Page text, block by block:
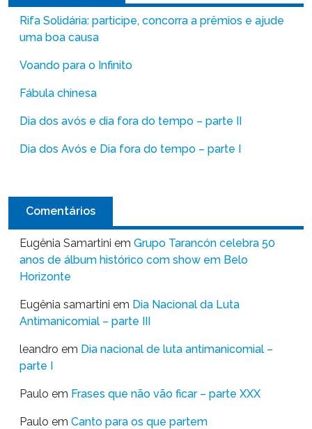
Rifa Solidária: participe, concorra a prêmios e ajude
uma boa causa
Voando para o Infinito
Fábula chinesa
Dia dos avós e dia fora do tempo – parte II
Dia dos Avós e Dia fora do tempo – parte I
Comentários
Eugênia Samartini em Grupo Tarancón celebra 50
anos de álbum histórico com show em Belo
Horizonte
Eugênia samartini em Dia Nacional da Luta
Antimanicomial – parte III
leandro em Dia nacional de luta antimanicomial –
parte I
Paulo em Frases que não vão ficar – parte XXX
Paulo em Canto para os que partem